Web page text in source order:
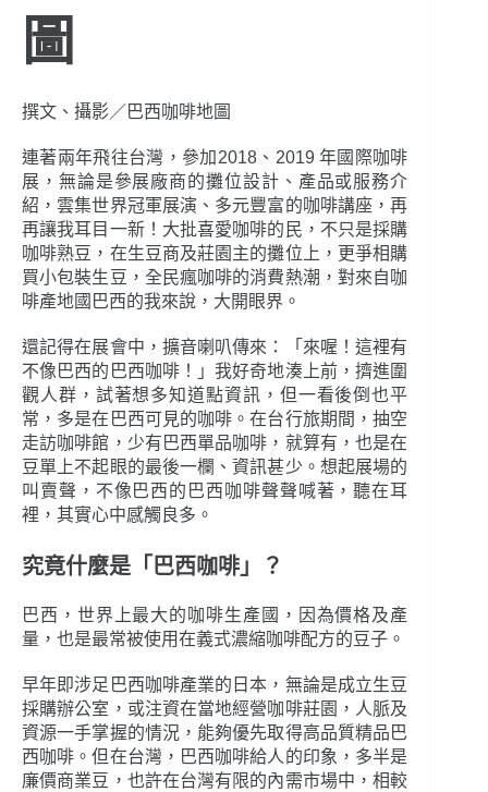
圖
撰文、攝影／巴西咖啡地圖
連著兩年飛往台灣，參加2018、2019 年國際咖啡
展，無論是參展廠商的攤位設計、產品或服務介
紹，雲集世界冠軍展演、多元豐富的咖啡講座，再
再讓我耳目一新！大批喜愛咖啡的民，不只是採購
咖啡熟豆，在生豆商及莊園主的攤位上，更爭相購
買小包裝生豆，全民瘋咖啡的消費熱潮，對來自咖
啡產地國巴西的我來說，大開眼界。
還記得在展會中，擴音喇叭傳來：「來喔！這裡有
不像巴西的巴西咖啡！」我好奇地湊上前，擠進圍
觀人群，試著想多知道點資訊，但一看後倒也平
常，多是在巴西可見的咖啡。在台行旅期間，抽空
走訪咖啡館，少有巴西單品咖啡，就算有，也是在
豆單上不起眼的最後一欄、資訊甚少。想起展場的
叫賣聲，不像巴西的巴西咖啡聲聲喊著，聽在耳
裡，其實心中感觸良多。
究竟什麼是「巴西咖啡」？
巴西，世界上最大的咖啡生產國，因為價格及產
量，也是最常被使用在義式濃縮咖啡配方的豆子。
早年即涉足巴西咖啡產業的日本，無論是成立生豆
採購辦公室，或注資在當地經營咖啡莊園，人脈及
資源一手掌握的情況，能夠優先取得高品質精品巴
西咖啡。但在台灣，巴西咖啡給人的印象，多半是
廉價商業豆，也許在台灣有限的內需市場中，相較